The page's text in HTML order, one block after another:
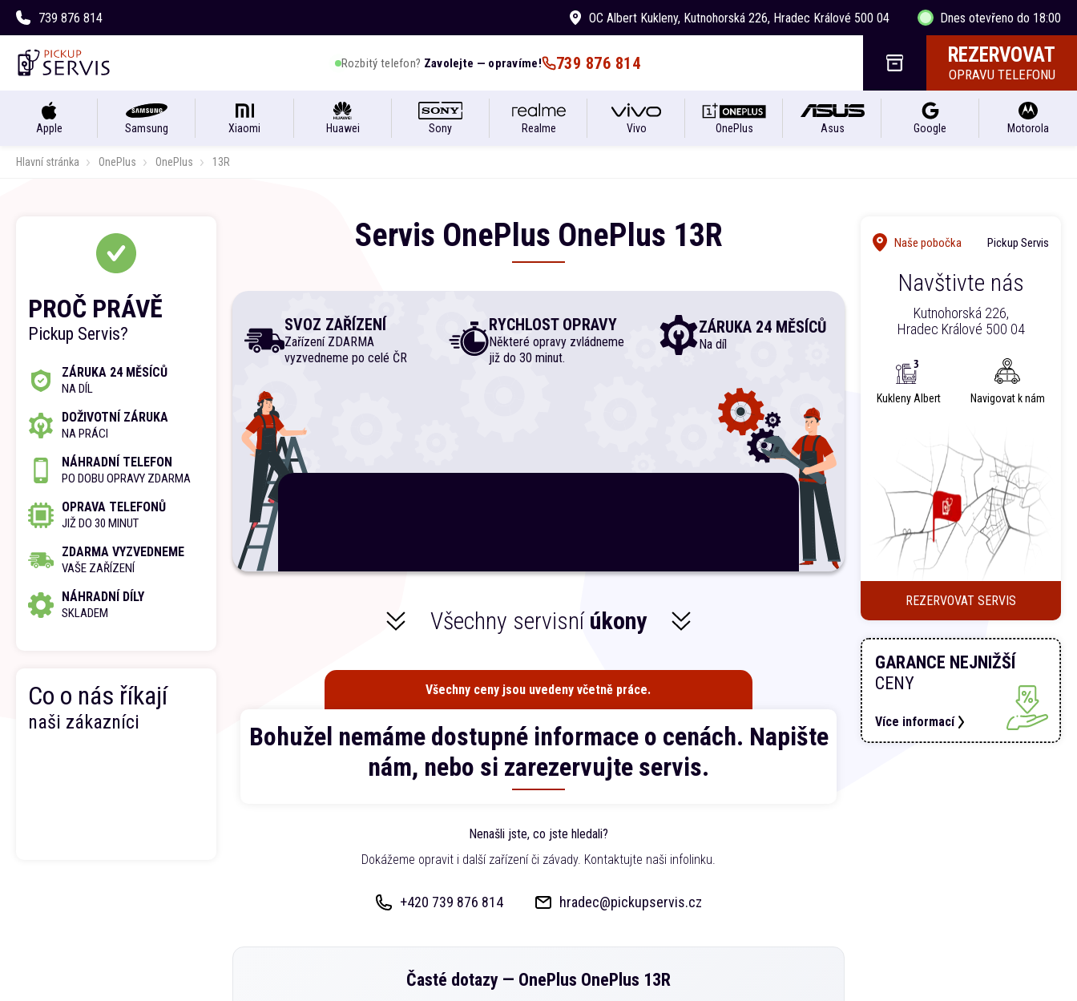
739 876 814 OC Albert Kukleny, Kutnohorská 226, Hradec Králové 500 04 Dnes otevřeno do 18:00
Rozbitý telefon? Zavolejte — opravíme! 739 876 814 REZERVOVAT
OPRAVU TELEFONU
Apple Samsung Xiaomi Huawei Sony Realme Vivo OnePlus Asus Google Motorola
Hlavní stránka OnePlus OnePlus 13R
Servis OnePlus OnePlus 13R
SVOZ ZAŘÍZENÍ
Zařízení ZDARMA
vyzvedneme po celé ČR
RYCHLOST OPRAVY
Některé opravy zvládneme
již do 30 minut.
ZÁRUKA 24 MĚSÍCŮ
Na díl
Všechny servisní úkony
Všechny ceny jsou uvedeny včetně práce.
Bohužel nemáme dostupné informace o cenách. Napište
nám, nebo si zarezervujte servis.
Nenašli jste, co jste hledali?
Dokážeme opravit i další zařízení či závady. Kontaktujte naši infolinku.
+420 739 876 814 hradec@pickupservis.cz
Časté dotazy — OnePlus OnePlus 13R
PROČ PRÁVĚ
Pickup Servis?
ZÁRUKA 24 MĚSÍCŮ
NA DÍL
DOŽIVOTNÍ ZÁRUKA
NA PRÁCI
NÁHRADNÍ TELEFON
PO DOBU OPRAVY ZDARMA
OPRAVA TELEFONŮ
JIŽ DO 30 MINUT
ZDARMA VYZVEDNEME
VAŠE ZAŘÍZENÍ
NÁHRADNÍ DÍLY
SKLADEM
Co o nás říkají
naši zákazníci
Naše pobočka Pickup Servis
Navštivte nás
Kutnohorská 226,
Hradec Králové 500 04
Kukleny Albert Navigovat k nám
REZERVOVAT SERVIS
GARANCE NEJNIŽŠÍ
CENY
Více informací